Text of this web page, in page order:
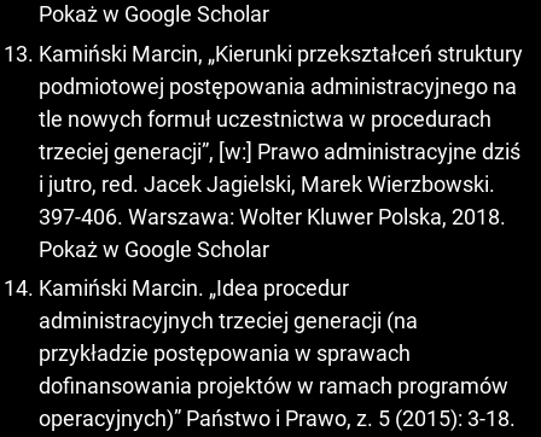
Pokaż w Google Scholar
Kamiński Marcin, „Kierunki przekształceń struktury
podmiotowej postępowania administracyjnego na
tle nowych formuł uczestnictwa w procedurach
trzeciej generacji”, [w:] Prawo administracyjne dziś
i jutro, red. Jacek Jagielski, Marek Wierzbowski.
397-406. Warszawa: Wolter Kluwer Polska, 2018.
Pokaż w Google Scholar
Kamiński Marcin. „Idea procedur
administracyjnych trzeciej generacji (na
przykładzie postępowania w sprawach
dofinansowania projektów w ramach programów
operacyjnych)” Państwo i Prawo, z. 5 (2015): 3-18.